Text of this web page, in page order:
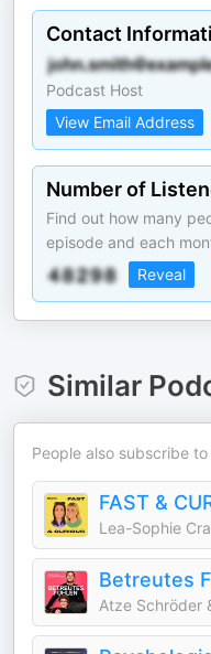
Contact
Podcast Host
View Email Address
Number of
Find out how many
episode and each
Reveal
Similar
People also subscribe
FAST &
Lea-Sophie
Betreutes
Atze Schröder